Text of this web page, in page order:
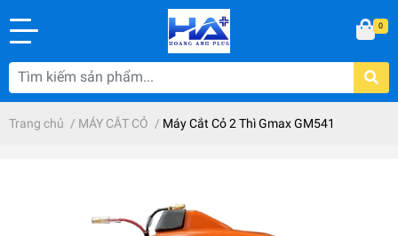
0
Trang chủ / MÁY CẮT CỎ / Máy Cắt Cỏ 2 Thì Gmax GM541